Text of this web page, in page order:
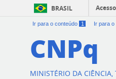
BRASIL
Ir para o conteúdo 1 Ir para o
CNPq
MINISTÉRIO DA CIÊNCIA,